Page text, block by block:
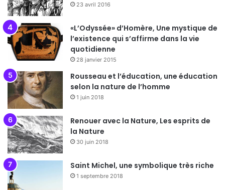
23 avril 2016
«L’Odyssée» d’Homère, Une mystique de
l’existence qui s’affirme dans la vie
quotidienne
28 janvier 2015
Rousseau et l’éducation, une éducation
selon la nature de l’homme
1 juin 2018
Renouer avec la Nature, Les esprits de
la Nature
30 juin 2018
Saint Michel, une symbolique très riche
1 septembre 2018